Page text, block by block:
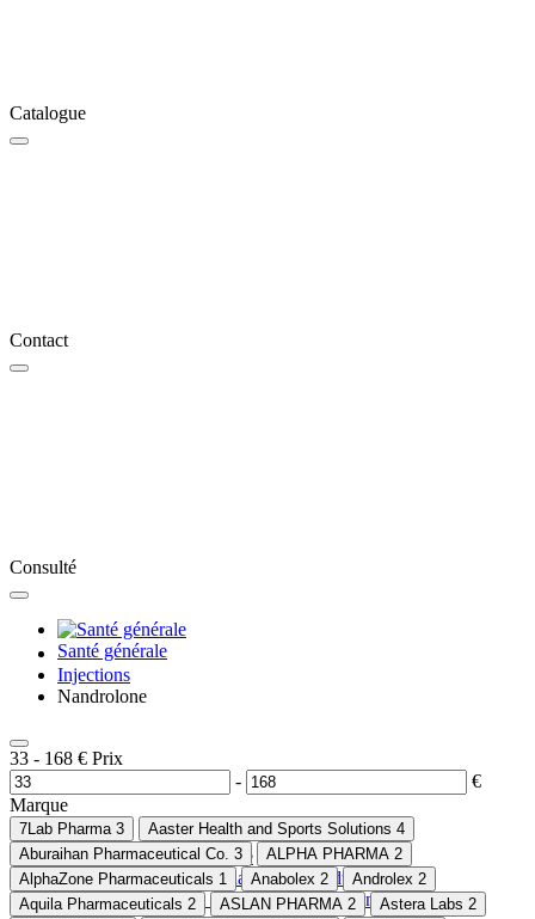
Catalogue
Contact
Consulté
Santé générale
Détox & Nettoyage
Équilibre hormonal et gestion du stress
Médicaments hypocholestérolémiants
Injections
Nandrolone
33 - 168 € Prix
-
€
Marque
7Lab Pharma 3 Aaster Health and Sports Solutions 4
Aburaihan ‌Pharmaceutical Co. 3 ALPHA PHARMA 2
AlphaZone Pharmaceuticals 1 Anabolex 2 Androlex 2
Aquila Pharmaceuticals 2 ASLAN PHARMA 2 Astera Labs 2